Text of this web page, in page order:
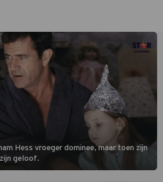
Hess vroeger dominee, maar toen zijn
geloof.